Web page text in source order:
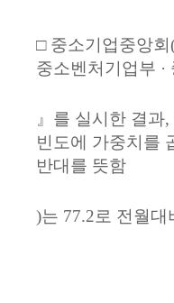
□ 중소기업중앙회
중소벤처기업부 ·
』를 실시한 결과,
빈도에
가중치를
반대를 뜻함
)는 77.2로 전월대